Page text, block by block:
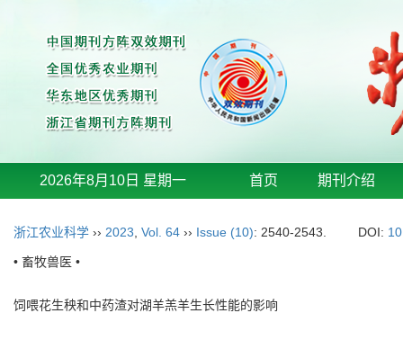
2026年8月10日 星期一 首页 期刊介绍
浙江农业科学 ›› 2023 Vol. 64 ›› Issue (10): 2540-2543. DOI:
• 畜牧兽医 •
饲喂花生秧和中药渣对湖羊羔羊生长性能的影响